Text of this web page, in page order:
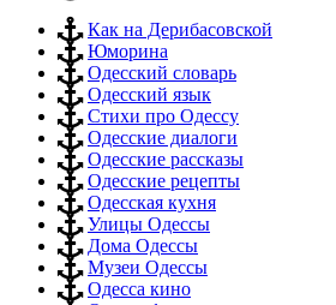
Как на Дерибасовской
Юморина
Одесский словарь
Одесский язык
Стихи про Одессу
Одесские диалоги
Одесские рассказы
Одесские рецепты
Одесская кухня
Улицы Одессы
Дома Одессы
Музеи Одессы
Одесса кино